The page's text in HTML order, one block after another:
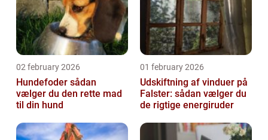
02 february 2026
Hundefoder sådan
vælger du den rette mad
til din hund
01 february 2026
Udskiftning af vinduer på
Falster: sådan vælger du
de rigtige energiruder